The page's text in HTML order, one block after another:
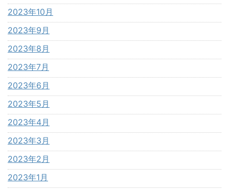
2023年10月
2023年9月
2023年8月
2023年7月
2023年6月
2023年5月
2023年4月
2023年3月
2023年2月
2023年1月